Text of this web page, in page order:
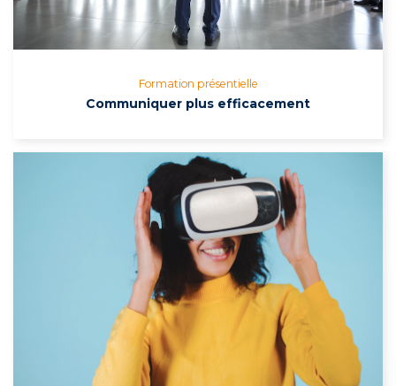
Formation présentielle
Communiquer plus efficacement